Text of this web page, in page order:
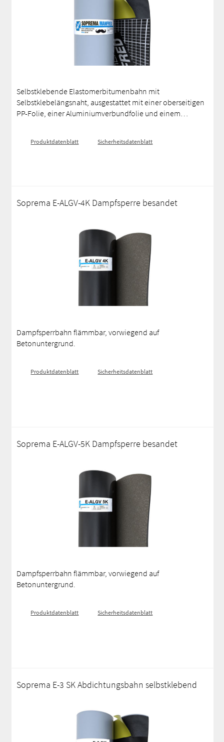
Selbstklebende Elastomerbitumenbahn mit
Selbstklebelängsnaht, ausgestattet mit einer oberseitigen
PP-Folie, einer Aluminiumverbundfolie und einem
Produktdatenblatt Sicherheitsdatenblatt
Soprema E-ALGV-4K Dampfsperre besandet
Dampfsperrbahn flämmbar, vorwiegend auf
Betonuntergrund.
Produktdatenblatt Sicherheitsdatenblatt
Soprema E-ALGV-5K Dampfsperre besandet
Dampfsperrbahn flämmbar, vorwiegend auf
Betonuntergrund.
Produktdatenblatt Sicherheitsdatenblatt
Soprema E-3 SK Abdichtungsbahn selbstklebend